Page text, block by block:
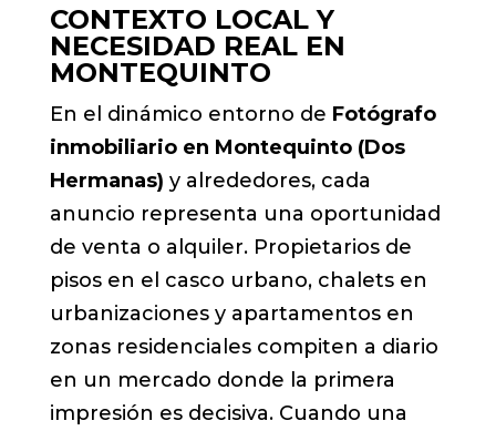
CONTEXTO LOCAL Y
NECESIDAD REAL EN
MONTEQUINTO
En el dinámico entorno de Fotógrafo
inmobiliario en Montequinto (Dos
Hermanas) y alrededores, cada
anuncio representa una oportunidad
de venta o alquiler. Propietarios de
pisos en el casco urbano, chalets en
urbanizaciones y apartamentos en
zonas residenciales compiten a diario
en un mercado donde la primera
impresión es decisiva. Cuando una